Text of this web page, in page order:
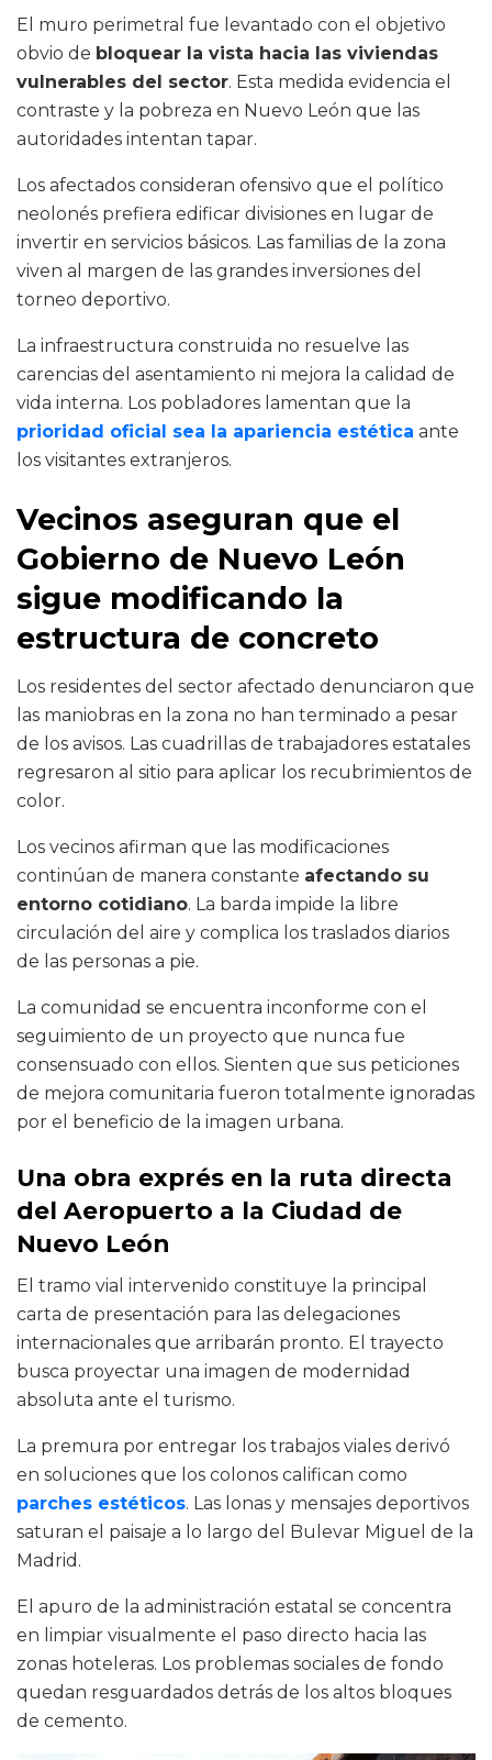
El muro perimetral fue levantado con el objetivo
obvio de bloquear la vista hacia las viviendas
vulnerables del sector. Esta medida evidencia el
contraste y la pobreza en Nuevo León que las
autoridades intentan tapar.
Los afectados consideran ofensivo que el político
neolonés prefiera edificar divisiones en lugar de
invertir en servicios básicos. Las familias de la zona
viven al margen de las grandes inversiones del
torneo deportivo.
La infraestructura construida no resuelve las
carencias del asentamiento ni mejora la calidad de
vida interna. Los pobladores lamentan que la
prioridad oficial sea la apariencia estética ante
los visitantes extranjeros.
Vecinos aseguran que el
Gobierno de Nuevo León
sigue modificando la
estructura de concreto
Los residentes del sector afectado denunciaron que
las maniobras en la zona no han terminado a pesar
de los avisos. Las cuadrillas de trabajadores estatales
regresaron al sitio para aplicar los recubrimientos de
color.
Los vecinos afirman que las modificaciones
continúan de manera constante afectando su
entorno cotidiano. La barda impide la libre
circulación del aire y complica los traslados diarios
de las personas a pie.
La comunidad se encuentra inconforme con el
seguimiento de un proyecto que nunca fue
consensuado con ellos. Sienten que sus peticiones
de mejora comunitaria fueron totalmente ignoradas
por el beneficio de la imagen urbana.
Una obra exprés en la ruta directa
del Aeropuerto a la Ciudad de
Nuevo León
El tramo vial intervenido constituye la principal
carta de presentación para las delegaciones
internacionales que arribarán pronto. El trayecto
busca proyectar una imagen de modernidad
absoluta ante el turismo.
La premura por entregar los trabajos viales derivó
en soluciones que los colonos califican como
parches estéticos. Las lonas y mensajes deportivos
saturan el paisaje a lo largo del Bulevar Miguel de la
Madrid.
El apuro de la administración estatal se concentra
en limpiar visualmente el paso directo hacia las
zonas hoteleras. Los problemas sociales de fondo
quedan resguardados detrás de los altos bloques
de cemento.